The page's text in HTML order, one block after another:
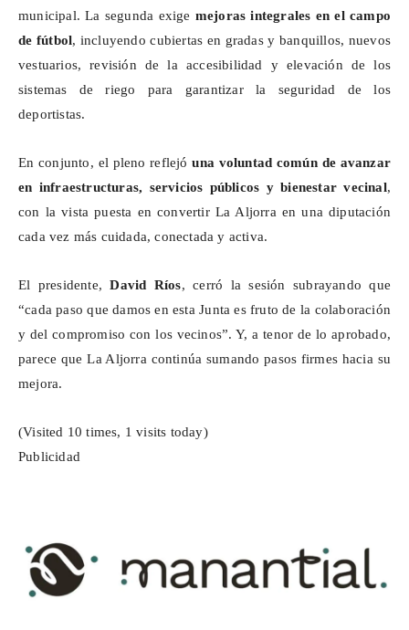
municipal. La segunda exige mejoras integrales en el campo
de fútbol, incluyendo cubiertas en gradas y banquillos, nuevos
vestuarios, revisión de la accesibilidad y elevación de los
sistemas de riego para garantizar la seguridad de los
deportistas.
En conjunto, el pleno reflejóuna voluntad común de avanzar
en infraestructuras, servicios públicos y bienestar vecinal,
con la vista puesta en convertir La Aljorra en una diputación
cada vez más cuidada, conectada y activa.
El presidente,David Ríos, cerró la sesión subrayando que
“cada paso que damos en esta Junta es fruto de la colaboración
y del compromiso con los vecinos”. Y, a tenor de lo aprobado,
parece que La Aljorra continúa sumando pasos firmes hacia su
mejora.
(Visited 10 times, 1 visits today)
Publicidad